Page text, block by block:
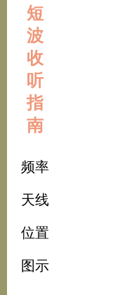
短
波
收
听
指
南
频率
天线
位置
图示